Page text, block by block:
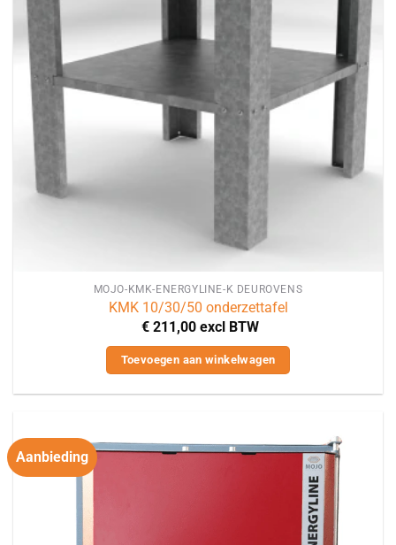
MOJO-KMK-ENERGYLINE-K DEUROVENS
KMK 10/30/50 onderzettafel
€211,00 excl BTW
Toevoegen aan winkelwagen
Aanbieding